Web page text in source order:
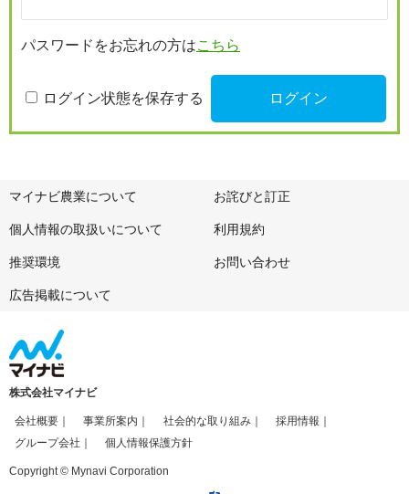
パスワードをお忘れの方はこちら
ログイン状態を保存する
マイナビ農業について お詫びと訂正
個人情報の取扱いについて 利用規約
推奨環境 お問い合わせ
広告掲載について
株式会社マイナビ
会社概要 事業所案内 社会的な取り組み
採用情報
グループ会社
個人情報保護方針
Copyright © Mynavi Corporation